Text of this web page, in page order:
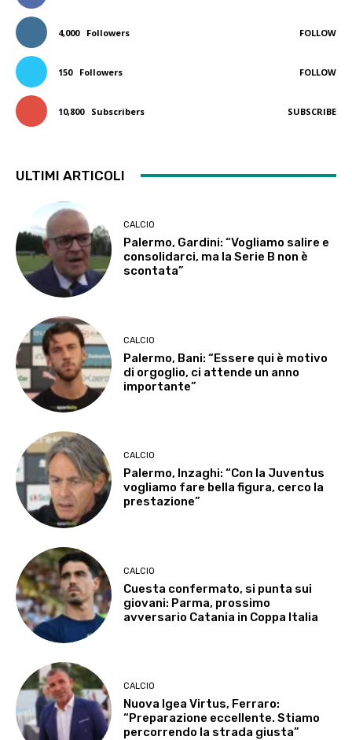
4,000 Followers FOLLOW
150 Followers FOLLOW
10,800 Subscribers SUBSCRIBE
ULTIMI ARTICOLI
CALCIO
Palermo, Gardini: “Vogliamo salire e
consolidarci, ma la Serie B non è
scontata”
CALCIO
Palermo, Bani: “Essere qui è motivo
di orgoglio, ci attende un anno
importante”
CALCIO
Palermo, Inzaghi: “Con la Juventus
vogliamo fare bella figura, cerco la
prestazione”
CALCIO
Cuesta confermato, si punta sui
giovani: Parma, prossimo
avversario Catania in Coppa Italia
CALCIO
Nuova Igea Virtus, Ferraro:
“Preparazione eccellente. Stiamo
percorrendo la strada giusta”